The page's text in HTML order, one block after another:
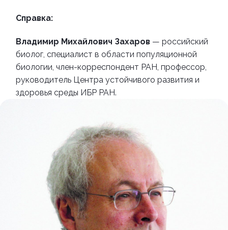
Справка:
Владимир Михайлович Захаров — российский
биолог, специалист в области популяционной
биологии, член-корреспондент РАН, профессор,
руководитель Центра устойчивого развития и
здоровья среды ИБР РАН.